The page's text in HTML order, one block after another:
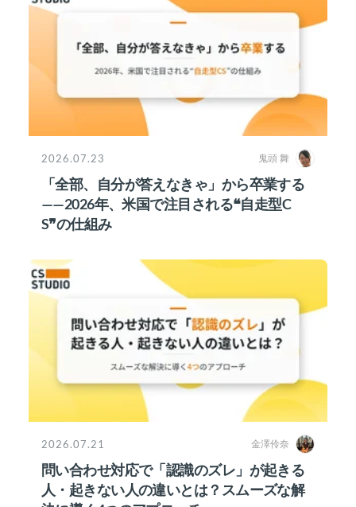
2026.07.23 鬼頭 舞
「全部、自分が答えなきゃ」から卒業する
——2026年、米国で注目される❝自走型C
S❞の仕組み
2026.07.21 金澤伶奈
問い合わせ対応で「認識のズレ」が起きる
人・起きない人の違いとは？スムーズな解